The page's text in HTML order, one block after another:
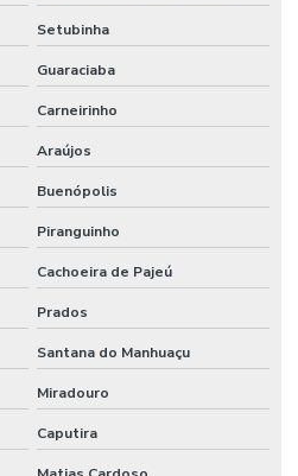
Setubinha
Guaraciaba
Carneirinho
Araújos
Buenópolis
Piranguinho
Cachoeira de Pajeú
Prados
Santana do Manhuaçu
Miradouro
Caputira